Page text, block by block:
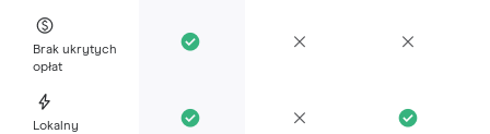
Brak ukrytych
opłat
Lokalny